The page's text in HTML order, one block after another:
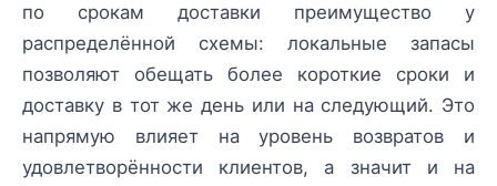
по срокам доставки преимущество у
распределённой схемы: локальные запасы
позволяют обещать более короткие сроки и
доставку в тот же день или на следующий. Это
напрямую влияет на уровень возвратов и
удовлетворённости клиентов, а значит и на